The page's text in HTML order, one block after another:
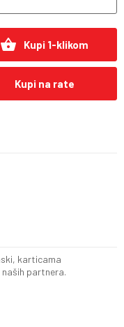
shopping_basket Kupi 1-klikom
Kupi na rate
karticama
partnera.